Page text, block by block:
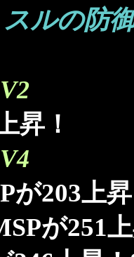
スルの防
昇！
が203上
が251